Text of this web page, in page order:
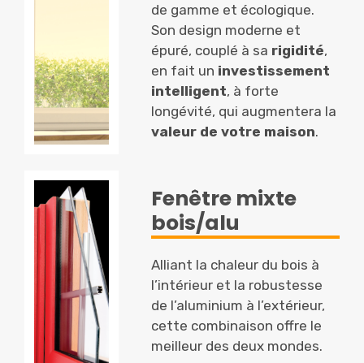
de gamme et écologique.
Son design moderne et
épuré, couplé à sa rigidité,
en fait un investissement
intelligent, à forte
longévité, qui augmentera la
valeur de votre maison.
Fenêtre mixte
bois/alu
Alliant la chaleur du bois à
l’intérieur et la robustesse
de l’aluminium à l’extérieur,
cette combinaison offre le
meilleur des deux mondes.